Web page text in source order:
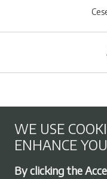
Footer menu
WE USE
ENHANCE
By clicking the